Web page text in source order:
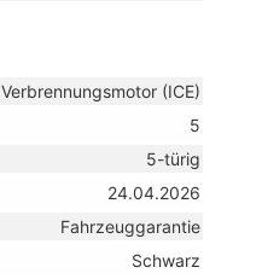
Verbrennungsmotor (ICE)
5
5-türig
24.04.2026
Fahrzeuggarantie
Schwarz